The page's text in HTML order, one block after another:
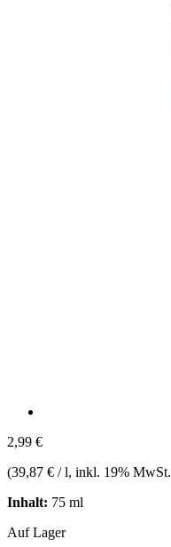
2,99 €
(39,87 € / l, inkl. 19% MwSt.
Inhalt: 75 ml
Auf Lager